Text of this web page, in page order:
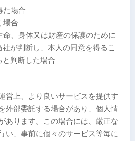
た場合
場合
命、身体又は財産の保護のために
社が判断し、本人の同意を得るこ
と判断した場合
営上、より良いサービスを提供す
外部委託する場合があり、個人情
あります。この場合には、厳正な
い、事前に個々のサービス等毎に